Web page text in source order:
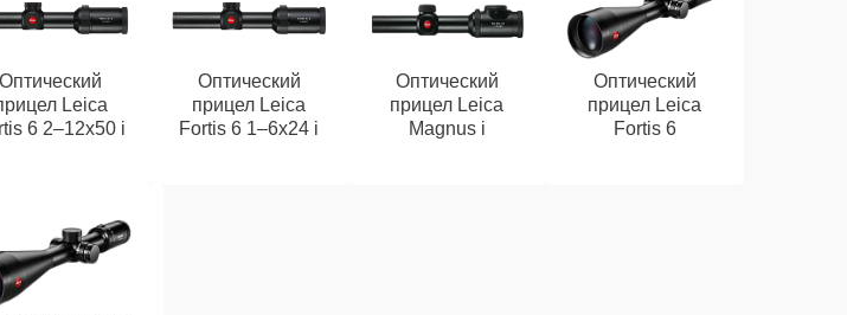
Оптический
Leica
6 2–12x50 i
Оптический
прицел Leica
Fortis 6 1–6x24 i
Оптический
прицел Leica
Magnus i
Оптический
прицел Leica
Fortis 6